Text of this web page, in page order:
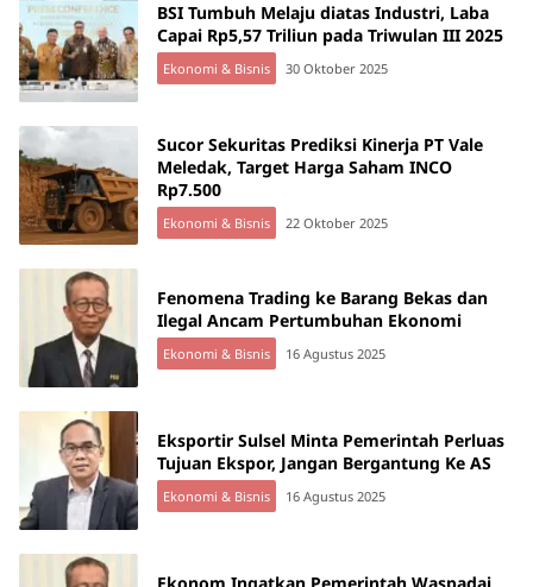
BSI Tumbuh Melaju diatas Industri, Laba
Capai Rp5,57 Triliun pada Triwulan III 2025
Ekonomi & Bisnis 30 Oktober 2025
Sucor Sekuritas Prediksi Kinerja PT Vale
Meledak, Target Harga Saham INCO
Rp7.500
Ekonomi & Bisnis 22 Oktober 2025
Fenomena Trading ke Barang Bekas dan
Ilegal Ancam Pertumbuhan Ekonomi
Ekonomi & Bisnis 16 Agustus 2025
Eksportir Sulsel Minta Pemerintah Perluas
Tujuan Ekspor, Jangan Bergantung Ke AS
Ekonomi & Bisnis 16 Agustus 2025